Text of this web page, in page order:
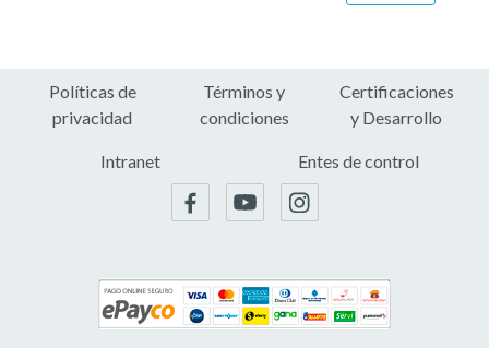
Políticas de
privacidad
Términos y
condiciones
Certificaciones
y Desarrollo
Intranet Entes de control